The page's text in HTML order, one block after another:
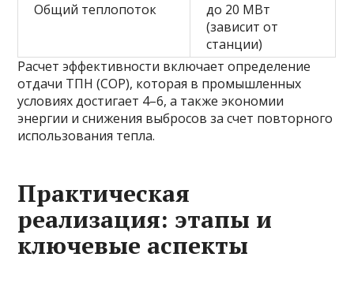
Общий теплопоток
до 20 МВт
(зависит от
станции)
Расчет эффективности включает определение
отдачи ТПН (COP), которая в промышленных
условиях достигает 4–6, а также экономии
энергии и снижения выбросов за счет повторного
использования тепла.
Практическая
реализация: этапы и
ключевые аспекты